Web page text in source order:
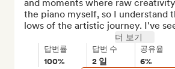
and moments where raw
the piano myself, so I understand
lows of the artistic journey. I've
더 보기
답변률
100%
답변 수
2 일
공유율
6%